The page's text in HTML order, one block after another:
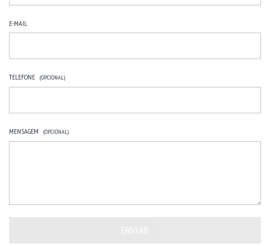
E-MAIL
TELEFONE (OPCIONAL)
MENSAGEM (OPCIONAL)